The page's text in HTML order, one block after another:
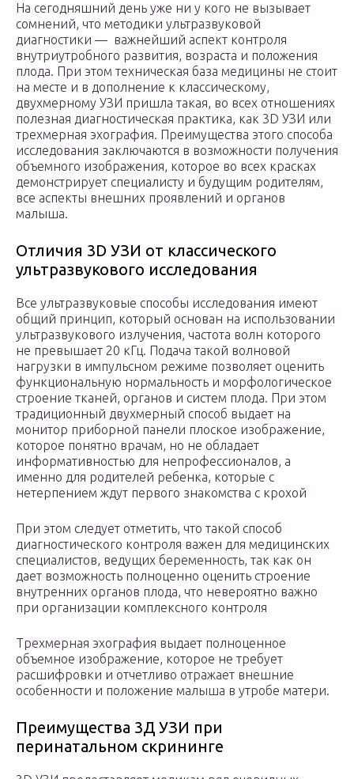
На сегодняшний день уже ни у кого не вызывает
сомнений, что методики ультразвуковой
диагностики — важнейший аспект контроля
внутриутробного развития, возраста и положения
плода. При этом техническая база медицины не стоит
на месте и в дополнение к классическому,
двухмерному УЗИ пришла такая, во всех отношениях
полезная диагностическая практика, как 3D УЗИ или
трехмерная эхография. Преимущества этого способа
исследования заключаются в возможности получения
объемного изображения, которое во всех красках
демонстрирует специалисту и будущим родителям,
все аспекты внешних проявлений и органов
малыша.
Отличия 3D УЗИ от классического
ультразвукового исследования
Все ультразвуковые способы исследования имеют
общий принцип, который основан на использовании
ультразвукового излучения, частота волн которого
не превышает 20 кГц. Подача такой волновой
нагрузки в импульсном режиме позволяет оценить
функциональную нормальность и морфологическое
строение тканей, органов и систем плода. При этом
традиционный двухмерный способ выдает на
монитор приборной панели плоское изображение,
которое понятно врачам, но не обладает
информативностью для непрофессионалов, а
именно для родителей ребенка, которые с
нетерпением ждут первого знакомства с крохой
При этом следует отметить, что такой способ
диагностического контроля важен для медицинских
специалистов, ведущих беременность, так как он
дает возможность полноценно оценить строение
внутренних органов плода, что невероятно важно
при организации комплексного контроля
Трехмерная эхография выдает полноценное
объемное изображение, которое не требует
расшифровки и отчетливо отражает внешние
особенности и положение малыша в утробе матери.
Преимущества 3Д УЗИ при
перинатальном скрининге